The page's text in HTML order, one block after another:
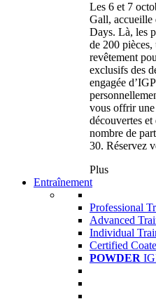
Les 6 et 7
Gall,
Days. Là, les
de 200
revêtement
exclusifs des
engagée
vous offrir une
découvertes
nombre de
30. Réservez
Plus
Entraînement
Professional
Advanced
Individual
Certified
POWDER